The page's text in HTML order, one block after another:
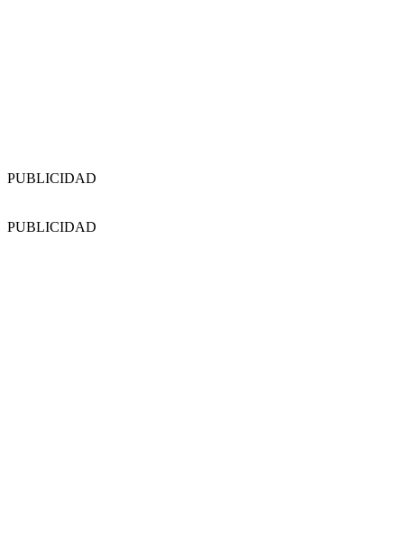
PUBLICIDAD
PUBLICIDAD